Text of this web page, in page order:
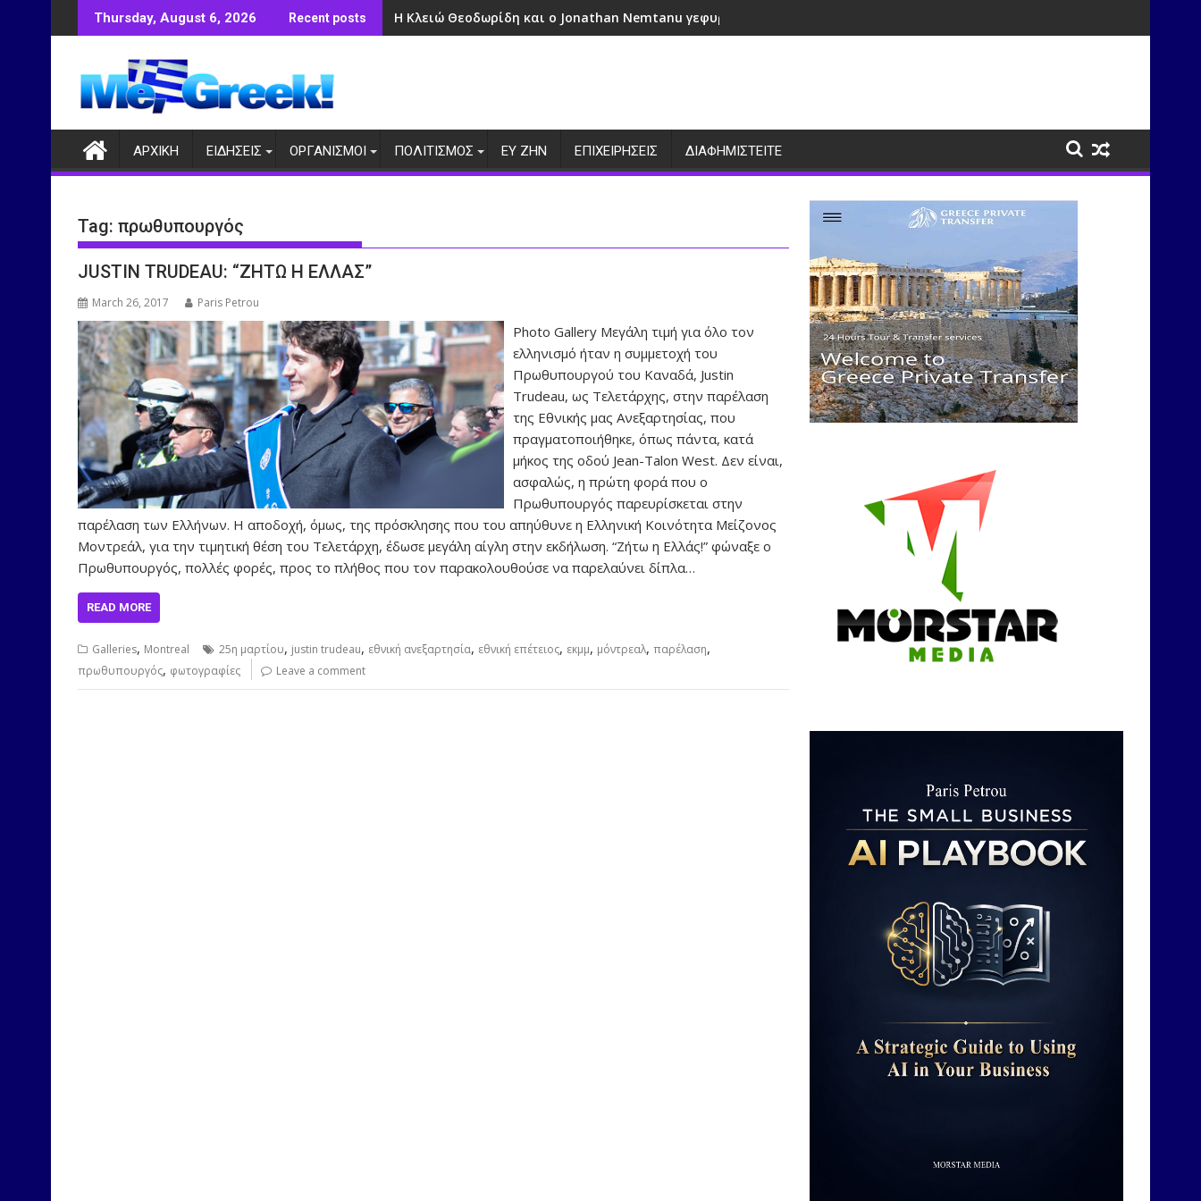
to
Thursday, August 6, 2026 Recent posts Η Κλειώ Θεοδωρίδη και ο Jonathan Nemtanu γεφυρώνουν πολιτισμούς μέσα από τη μουσική
ΑΡΧΙΚΗ ΕΙΔΗΣΕΙΣ ΟΡΓΑΝΙΣΜΟΙ ΠΟΛΙΤΙΣΜΟΣ ΕΥ ΖΗΝ ΕΠΙΧΕΙΡΗΣΕΙΣ ΔΙΑΦΗΜΙΣΤΕΙΤΕ
Tag: πρωθυπουργός
JUSTIN TRUDEAU: “ΖΗΤΩ Η ΕΛΛΑΣ”
March 26, 2017 Paris Petrou
Photo Gallery Μεγάλη τιμή για όλο τον
ελληνισμό ήταν η συμμετοχή του
Πρωθυπουργού του Καναδά, Justin
Trudeau, ως Τελετάρχης, στην παρέλαση
της Εθνικής μας Ανεξαρτησίας, που
πραγματοποιήθηκε, όπως πάντα, κατά
μήκος της οδού Jean-Talon West. Δεν είναι,
ασφαλώς, η πρώτη φορά που ο
Πρωθυπουργός παρευρίσκεται στην
παρέλαση των Ελλήνων. Η αποδοχή, όμως, της πρόσκλησης που του απηύθυνε η Ελληνική Κοινότητα Μείζονος
Μοντρεάλ, για την τιμητική θέση του Τελετάρχη, έδωσε μεγάλη αίγλη στην εκδήλωση. “Ζήτω η Ελλάς!” φώναξε ο
Πρωθυπουργός, πολλές φορές, προς το πλήθος που τον παρακολουθούσε να παρελαύνει δίπλα…
READ MORE
Galleries, Montreal 25η μαρτίου, justin trudeau, εθνική ανεξαρτησία, εθνική επέτειος, εκμμ, μόντρεαλ, παρέλαση,
πρωθυπουργός, φωτογραφίες Leave a comment